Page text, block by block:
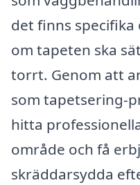
det finns specifika
om tapeten ska
torrt. Genom att
som tapetsering-
hitta
område och få
skräddarsydda